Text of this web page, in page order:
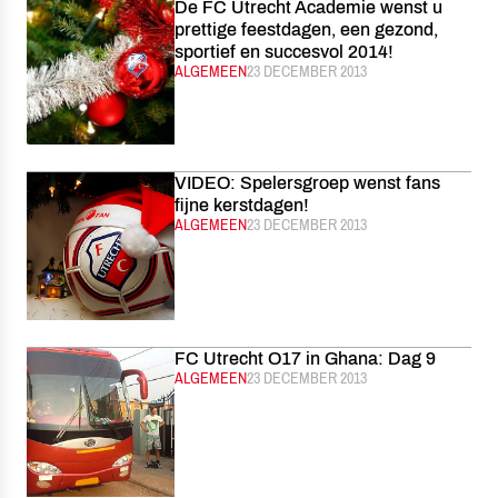
De FC Utrecht Academie wenst u
prettige feestdagen, een gezond,
sportief en succesvol 2014!
CATEGORIE:
ALGEMEENGEPUBLICEERD:
23 DECEMBER 2013
VIDEO: Spelersgroep wenst fans
fijne kerstdagen!
CATEGORIE:
ALGEMEENGEPUBLICEERD:
23 DECEMBER 2013
FC Utrecht O17 in Ghana: Dag 9
CATEGORIE:
ALGEMEENGEPUBLICEERD:
23 DECEMBER 2013